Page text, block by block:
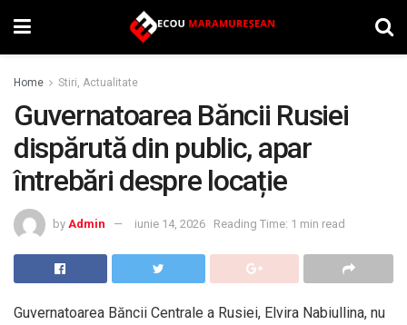
Home Stiri, Actualitate
Guvernatoarea Băncii Rusiei
dispărută din public, apar
întrebări despre locație
by Admin iunie 14, 2026 Reading Time: 1 min read
Guvernatoarea Băncii Centrale a Rusiei, Elvira Nabiullina, nu